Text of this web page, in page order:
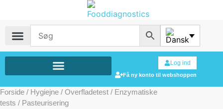
Log ind
Få ny konto til webshoppen
Forside / Hygiejne / Overfladetest / Enzymatiske
tests / Pasteurisering